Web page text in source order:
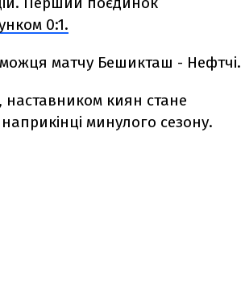
0:1.
матчу Бешикташ - Нефтчі.
наставником киян стане
минулого сезону.